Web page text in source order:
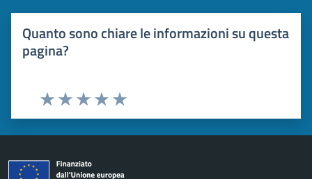
Quanto sono chiare le informazioni su questa
pagina?
Valuta 5 stelle su 5
Valuta 4 stelle su 5
Valuta 3 stelle su 5
Valuta 2 stelle su 5
Valuta 1 stelle su 5